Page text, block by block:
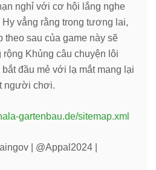
nghỉ với cơ hội lắng nghe
vẳng rằng trong tương lai,
theo sau của game này sẽ
Khủng câu chuyện lôi
đầu mẻ với lạ mắt mang lại
người chơi.
gartenbau.de/sitemap.xml
| @Appal2024 |